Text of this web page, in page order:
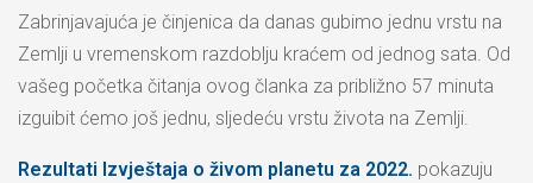
Zabrinjavajuća je činjenica da danas gubimo jednu vrstu na
Zemlji u vremenskom razdoblju kraćem od jednog sata. Od
vašeg početka čitanja ovog članka za približno 57 minuta
izguibit ćemo još jednu, sljedeću vrstu života na Zemlji.
Rezultati Izvještaja o živom planetu za 2022. pokazuju